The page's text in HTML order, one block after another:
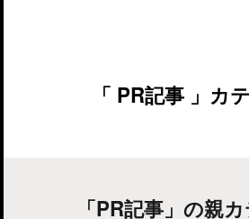
「 PR記事 」カ
「PR記事」の親